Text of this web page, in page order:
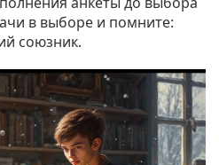
в выборе и помните:
союзник.